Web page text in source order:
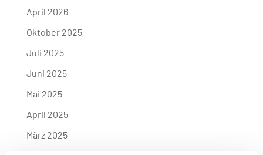
April 2026
Oktober 2025
Juli 2025
Juni 2025
Mai 2025
April 2025
März 2025